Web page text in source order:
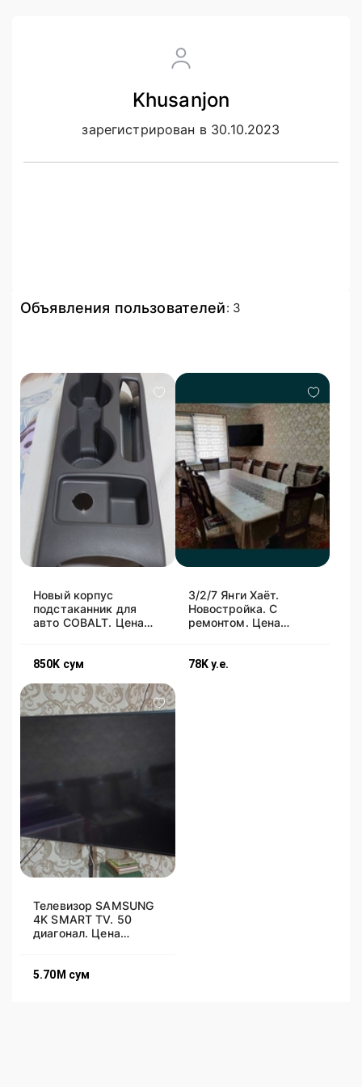
Khusanjon
зарегистрирован в 30.10.2023
Объявления пользователей: 3
Новый корпус
подстаканник для
авто COBALT. Цена
850K сум
3/2/7 Янги Хаёт.
Новостройка. С
ремонтом. Цена
78Kу.е.
Телевизор SAMSUNG
4K SMART TV. 50
диагонал. Цена
5.70M сум